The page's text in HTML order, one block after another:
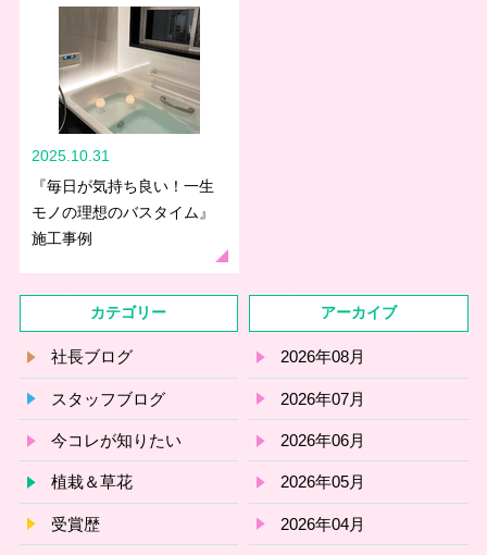
2025.10.31
『毎日が気持ち良い！一生
モノの理想のバスタイム』
施工事例
カテゴリー
社長ブログ
スタッフブログ
今コレが知りたい
植栽＆草花
受賞歴
アーカイブ
2026年08月
2026年07月
2026年06月
2026年05月
2026年04月